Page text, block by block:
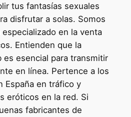
tus fantasías sexuales
disfrutar a solas. Somos
en la venta
Entienden que la
esencial para transmitir
en línea. Pertence a los
España en tráfico y
eróticos en la red. Si
fabricantes de